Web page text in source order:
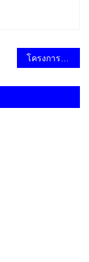
โครงการงานประเพณีถวายเทียนเข้าพรรษา ประจำปี 2567